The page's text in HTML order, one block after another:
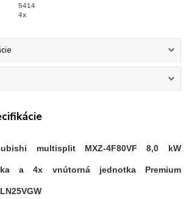
5414
4x
multisplit MXZ-4F80VF 8,0 kW
a 4x vnútorná jednotka Premium